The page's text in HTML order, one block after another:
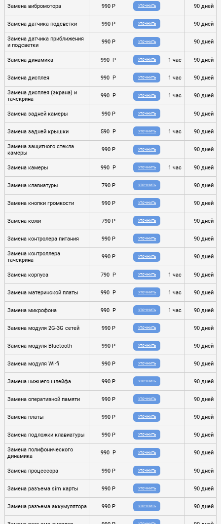
Замена вибромотора 990 P УТОЧНИТЬ 90 дней
Замена датчика подсветки 990 P УТОЧНИТЬ 90 дней
Замена датчика приближения
и подсветки
990 P УТОЧНИТЬ 90 дней
Замена динамика 990 P УТОЧНИТЬ 1 час 90 дней
Замена дисплея 990 P УТОЧНИТЬ 1 час 90 дней
Замена дисплея (экрана) и
тачскрина
990 P УТОЧНИТЬ 1 час 90 дней
Замена задней камеры 990 P УТОЧНИТЬ 90 дней
Замена задней крышки 590 P УТОЧНИТЬ 1 час 90 дней
Замена защитного стекла
камеры
990 P УТОЧНИТЬ 90 дней
Замена камеры 990 P УТОЧНИТЬ 1 час 90 дней
Замена клавиатуры 790 P УТОЧНИТЬ 90 дней
Замена кнопки громкости 990 P УТОЧНИТЬ 90 дней
Замена кожи 790 P УТОЧНИТЬ 90 дней
Замена контролера питания 990 P УТОЧНИТЬ 90 дней
Замена контроллера
тачскрина
990 P УТОЧНИТЬ 90 дней
Замена корпуса 790 P УТОЧНИТЬ 1 час 90 дней
Замена материнской платы 990 P УТОЧНИТЬ 1 час 90 дней
Замена микрофона 990 P УТОЧНИТЬ 1 час 90 дней
Замена модуля 2G-3G сетей 990 P УТОЧНИТЬ 90 дней
Замена модуля Bluetooth 990 P УТОЧНИТЬ 90 дней
Замена модуля Wi-fi 990 P УТОЧНИТЬ 90 дней
Замена нижнего шлейфа 990 P УТОЧНИТЬ 90 дней
Замена оперативной памяти 990 P УТОЧНИТЬ 90 дней
Замена платы 990 P УТОЧНИТЬ 90 дней
Замена подложки клавиатуры 990 P УТОЧНИТЬ 90 дней
Замена полифонического
динамика
990 P УТОЧНИТЬ 90 дней
Замена процессора 990 P УТОЧНИТЬ 90 дней
Замена разъема sim карты 990 P УТОЧНИТЬ 90 дней
Замена разъема аккумулятора 990 P УТОЧНИТЬ 90 дней